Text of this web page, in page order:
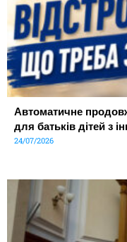
Автоматичне
для батьків дітей з
24/07/2026